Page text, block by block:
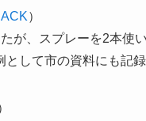
）
が、スプレーを2本使
して市の資料にも記録